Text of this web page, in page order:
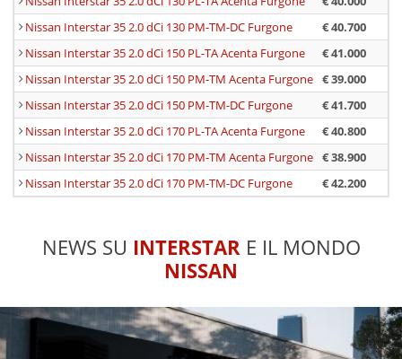
Nissan Interstar 35 2.0 dCi 130 PM-TM-DC Furgone
€ 40.700
Nissan Interstar 35 2.0 dCi 150 PL-TA Acenta Furgone
€ 41.000
Nissan Interstar 35 2.0 dCi 150 PM-TM Acenta Furgone € 39.000
Nissan Interstar 35 2.0 dCi 150 PM-TM-DC Furgone
€ 41.700
Nissan Interstar 35 2.0 dCi 170 PL-TA Acenta Furgone
€ 40.800
Nissan Interstar 35 2.0 dCi 170 PM-TM Acenta Furgone € 38.900
Nissan Interstar 35 2.0 dCi 170 PM-TM-DC Furgone
€ 42.200
NEWS SU INTERSTAR E IL MONDO
NISSAN